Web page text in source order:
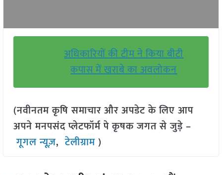
अधिकारियों की टीम ने किया बीटी
कपास में खराबे का अवलोकन
(नवीनतम कृषि समाचार और अपडेट के लिए आप
अपने मनपसंद प्लेटफॉर्म पे कृषक जगत से जुड़े –
गूगल न्यूज़,टेलीग्राम )